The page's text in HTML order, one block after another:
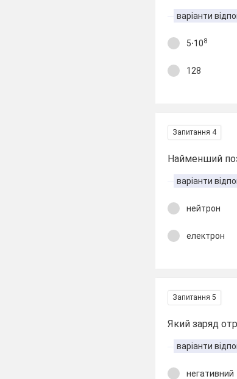
варіанти
5⋅108
128
Запитання 4
Найменший
варіанти
нейтрон
електрон
Запитання 5
Який заряд
варіанти
негативний